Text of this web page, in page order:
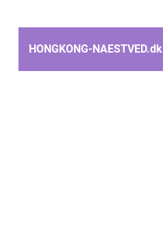
HONGKONG-NAESTVED.dk